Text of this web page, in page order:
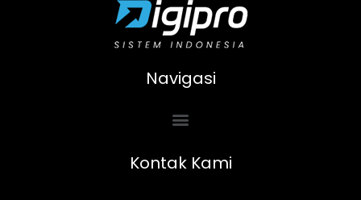
Navigasi
Kontak Kami